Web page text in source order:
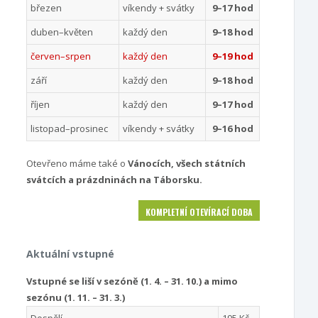
březen víkendy + svátky
9–17 hod
duben–květen
každý den
9–18 hod
červen–srpen
každý den
9–19 hod
září
každý den
9–18 hod
říjen
každý den
9–17 hod
listopad–prosinec
víkendy + svátky 9–16 hod
Otevřeno máme také o Vánocích, všech státních
svátcích a prázdninách na Táborsku.
KOMPLETNÍ OTEVÍRACÍ DOBA
Aktuální vstupné
Vstupné se liší v sezóně (1. 4. – 31. 10.) a mimo
sezónu (1. 11. – 31. 3.)